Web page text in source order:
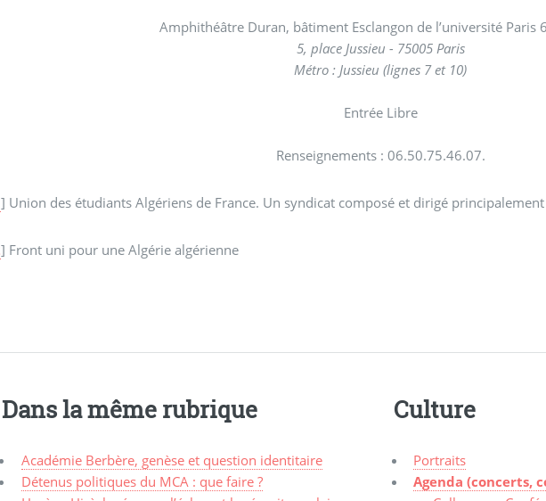
Amphithéâtre Duran, bâtiment Esclangon de l’université Paris
5, place Jussieu - 75005 Paris
Métro : Jussieu (lignes 7 et 10)
Entrée Libre
Renseignements : 06.50.75.46.07.
] Union des étudiants Algériens de France. Un syndicat composé et dirigé
] Front uni pour une Algérie algérienne
Dans la même rubrique
Académie Berbère, genèse et question identitaire
Détenus politiques du MCA : que faire ?
Culture
Portraits
Agenda (concerts,